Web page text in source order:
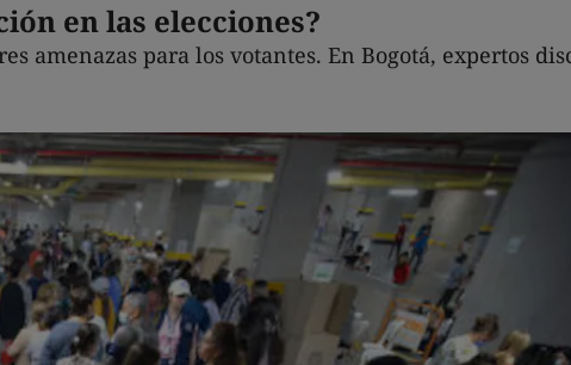
en las elecciones?
amenazas para los votantes. En Bogotá, expertos